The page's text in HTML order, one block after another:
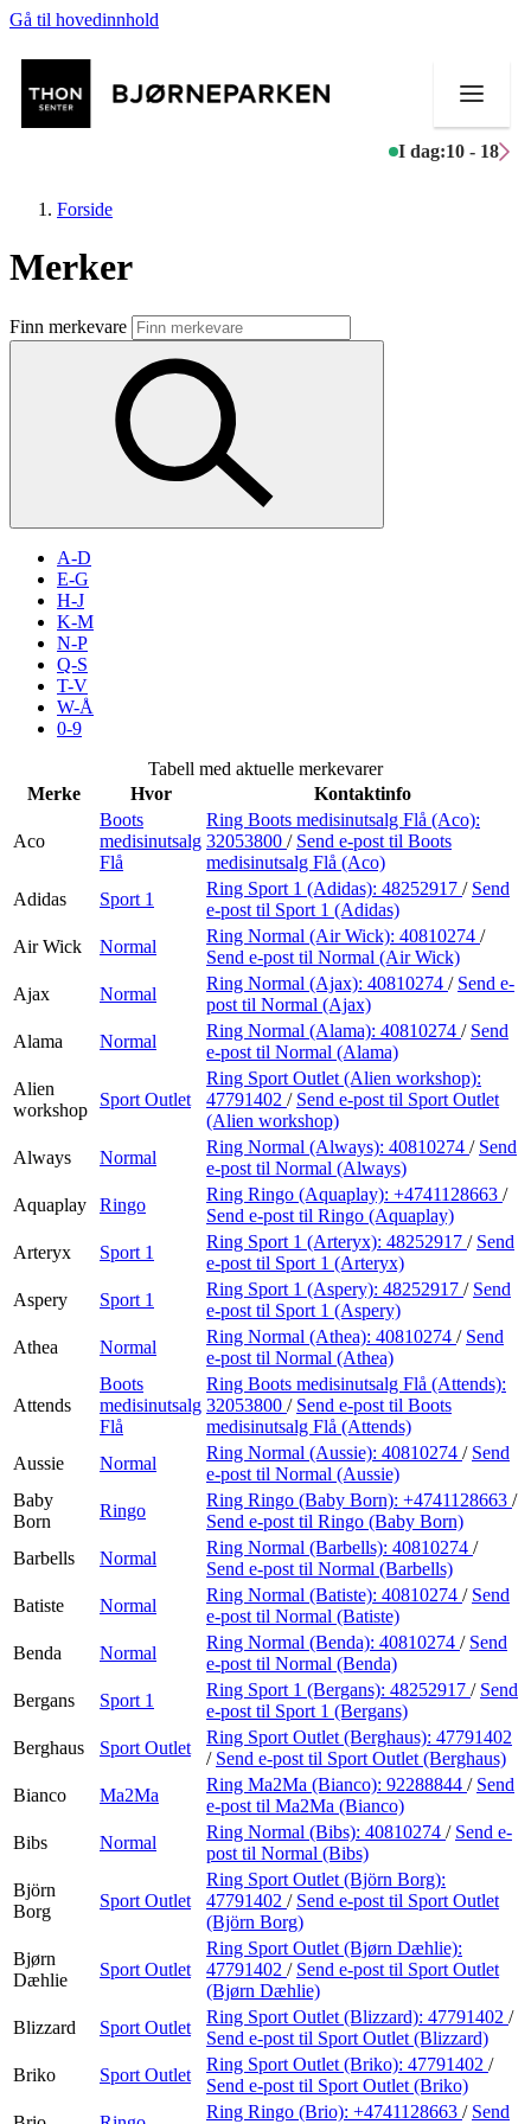
Gå til hovedinnhold
I dag:10 - 18
Butikker
Mat og drikke
Aktiviteter
Søk
Åpningstider
Ledige stillinger
Magasin
Forside
Merker
Finn merkevare
A-D
E-G
H-J
K-M
N-P
Q-S
T-V
W-Å
0-9
Tabell med aktuelle merkevarer
Merke
Hvor Kontaktinfo
Aco
Boots
medisinutsalg
Flå
Ring Boots medisinutsalg Flå (Aco):
32053800 / Send e-post til Boots
medisinutsalg Flå (Aco)
Adidas
Sport 1
Ring Sport 1 (Adidas): 48252917 / Send
e-post til Sport 1 (Adidas)
Air Wick
Normal
Ring Normal (Air Wick): 40810274 /
Send e-post til Normal (Air Wick)
Ajax
Normal
Ring Normal (Ajax): 40810274 / Send e-
post til Normal (Ajax)
Alama
Normal
Ring Normal (Alama): 40810274 / Send
e-post til Normal (Alama)
Alien
workshop
Sport Outlet
Ring Sport Outlet (Alien workshop):
47791402 / Send e-post til Sport Outlet
(Alien workshop)
Always
Normal
Ring Normal (Always): 40810274 / Send
e-post til Normal (Always)
Aquaplay
Ringo
Ring Ringo (Aquaplay): +4741128663 /
Send e-post til Ringo (Aquaplay)
Arteryx
Sport 1
Ring Sport 1 (Arteryx): 48252917 / Send
e-post til Sport 1 (Arteryx)
Aspery
Sport 1
Ring Sport 1 (Aspery): 48252917 / Send
e-post til Sport 1 (Aspery)
Athea
Normal
Ring Normal (Athea): 40810274 / Send
e-post til Normal (Athea)
Attends
Boots
medisinutsalg
Flå
Ring Boots medisinutsalg Flå (Attends):
32053800 / Send e-post til Boots
medisinutsalg Flå (Attends)
Aussie
Normal
Ring Normal (Aussie): 40810274 / Send
e-post til Normal (Aussie)
Baby
Born
Ringo
Ring Ringo (Baby Born): +4741128663 /
Send e-post til Ringo (Baby Born)
Barbells
Normal
Ring Normal (Barbells): 40810274 /
Send e-post til Normal (Barbells)
Batiste
Normal
Ring Normal (Batiste): 40810274 / Send
e-post til Normal (Batiste)
Benda
Normal
Ring Normal (Benda): 40810274 / Send
e-post til Normal (Benda)
Bergans
Sport 1
Ring Sport 1 (Bergans): 48252917 / Send
e-post til Sport 1 (Bergans)
Berghaus
Sport Outlet
Ring Sport Outlet (Berghaus): 47791402
/ Send e-post til Sport Outlet (Berghaus)
Bianco
Ma2Ma
Ring Ma2Ma (Bianco): 92288844 / Send
e-post til Ma2Ma (Bianco)
Bibs
Normal
Ring Normal (Bibs): 40810274 / Send e-
post til Normal (Bibs)
Björn
Borg
Sport Outlet
Ring Sport Outlet (Björn Borg):
47791402 / Send e-post til Sport Outlet
(Björn Borg)
Bjørn
Dæhlie
Sport Outlet
Ring Sport Outlet (Bjørn Dæhlie):
47791402 / Send e-post til Sport Outlet
(Bjørn Dæhlie)
Blizzard
Sport Outlet
Ring Sport Outlet (Blizzard): 47791402 /
Send e-post til Sport Outlet (Blizzard)
Briko
Sport Outlet
Ring Sport Outlet (Briko): 47791402 /
Send e-post til Sport Outlet (Briko)
Ring Ringo (Brio): +4741128663 / Send